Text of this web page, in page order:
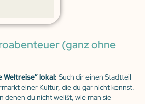
(ganz ohne
Weltreise” lokal: Such dir einen Stadtteil
einer Kultur, die du gar nicht kennst.
denen du nicht weißt, wie man sie